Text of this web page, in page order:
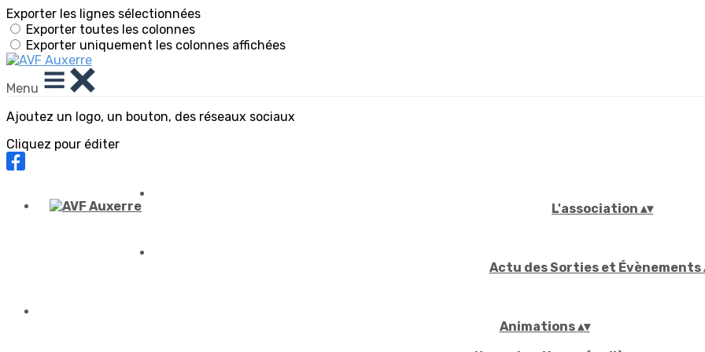
Exporter les lignes sélectionnées
Exporter toutes les colonnes
Exporter uniquement les colonnes affichées
Menu
Ajoutez un logo, un bouton, des réseaux sociaux
Cliquez pour éditer
L'association ▴▾
Actu des Sorties et Évènements
Animations▴▾